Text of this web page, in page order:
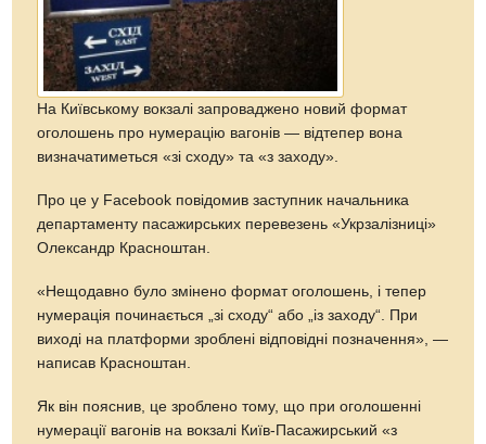
На Київському вокзалі запроваджено новий формат
оголошень про нумерацію вагонів — відтепер вона
визначатиметься «зі сходу» та «з заходу».
Про це у Facebook повідомив заступник начальника
департаменту пасажирських перевезень «Укрзалізниці»
Олександр Красноштан.
«Нещодавно було змінено формат оголошень, і тепер
нумерація починається „зі сходу“ або „із заходу“. При
виході на платформи зроблені відповідні позначення», —
написав Красноштан.
Як він пояснив, це зроблено тому, що при оголошенні
нумерації вагонів на вокзалі Київ-Пасажирський «з